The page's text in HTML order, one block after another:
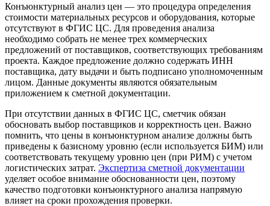
Конъюнктурный анализ цен — это процедура определения
стоимости материальных ресурсов и оборудования, которые
отсутствуют в ФГИС ЦС. Для проведения анализа
необходимо собрать не менее трех коммерческих
предложений от поставщиков, соответствующих требованиям
проекта. Каждое предложение должно содержать ИНН
поставщика, дату выдачи и быть подписано уполномоченным
лицом. Данные документы являются обязательным
приложением к сметной документации.
При отсутствии данных в ФГИС ЦС, сметчик обязан
обосновать выбор поставщиков и корректность цен. Важно
помнить, что цены в конъюнктурном анализе должны быть
приведены к базисному уровню (если используется БИМ) или
соответствовать текущему уровню цен (при РИМ) с учетом
логистических затрат. Экспертиза сметной документации
уделяет особое внимание обоснованности цен, поэтому
качество подготовки конъюнктурного анализа напрямую
влияет на сроки прохождения проверки.